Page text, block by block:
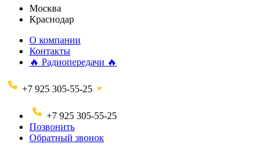
Москва
Краснодар
О компании
Контакты
🔥 Радиопередачи 🔥
+7 925 305-55-25
+7 925 305-55-25
Позвонить
Обратный звонок